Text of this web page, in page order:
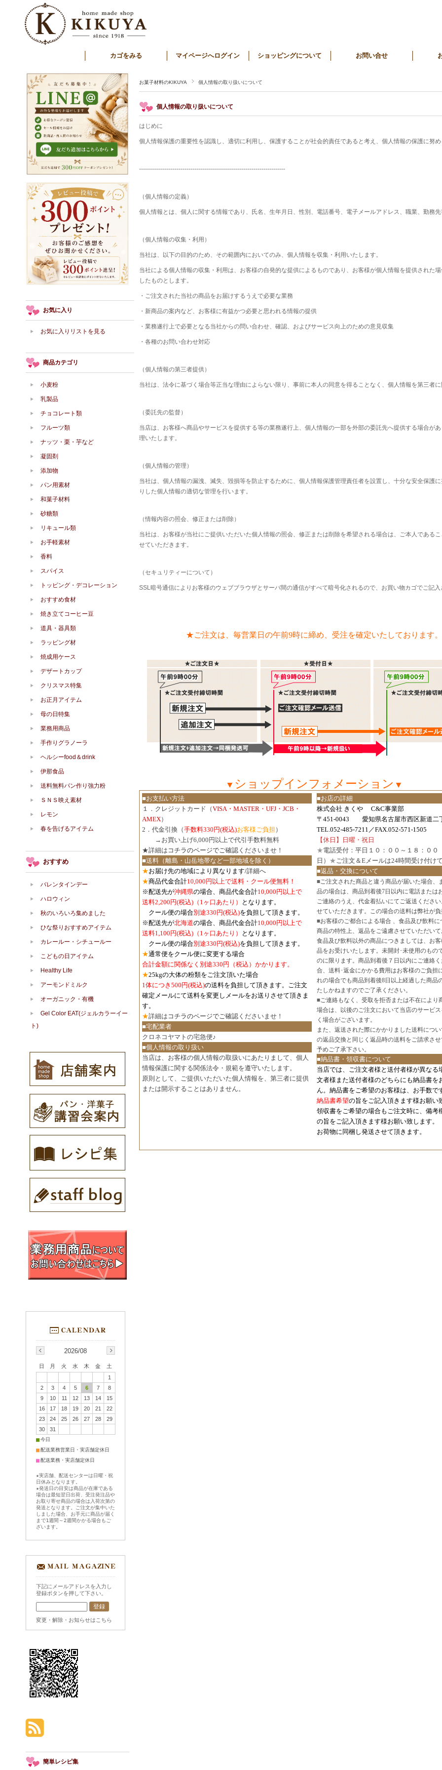
カゴをみる マイページへログイン ショッピングについて お問い合せ
お菓子材料のKIKUYA 個人情報の取り扱いについて
個人情報の取り扱いについて
はじめに
個人情報保護の重要性を認識し、適切に利用し、保護することが社会的責任であると考え、個人情報の保護に努め
--------------------------------------------------------------------------
（個人情報の定義）
個人情報とは、個人に関する情報であり、氏名、生年月日、性別、電話番号、電子メールアドレス、職業、勤務
（個人情報の収集・利用）
当社は、以下の目的のため、その範囲内においてのみ、個人情報を収集・利用いたします。
当社による個人情報の収集・利用は、お客様の自発的な提供によるものであり、お客様が個人情報を提供された
したものとします。
・ご注文された当社の商品をお届けするうえで必要な業務
・新商品の案内など、お客様に有益かつ必要と思われる情報の提供
・業務遂行上で必要となる当社からの問い合わせ、確認、およびサービス向上のための意見収集
・各種のお問い合わせ対応
（個人情報の第三者提供）
当社は、法令に基づく場合等正当な理由によらない限り、事前に本人の同意を得ることなく、個人情報を第三者に
（委託先の監督）
当店は、お客様へ商品やサービスを提供する等の業務遂行上、個人情報の一部を外部の委託先へ提供する場合が
理いたします。
（個人情報の管理）
当社は、個人情報の漏洩、滅失、毀損等を防止するために、個人情報保護管理責任者を設置し、十分な安全保護
りした個人情報の適切な管理を行います。
（情報内容の照会、修正または削除）
当社は、お客様が当社にご提供いただいた個人情報の照会、修正または削除を希望される場合は、ご本人である
せていただきます。
（セキュリティーについて）
SSL暗号通信によりお客様のウェブブラウザとサーバ間の通信がすべて暗号化されるので、お買い物カゴでご記入
★ご注文は、毎営業日の午前9時に締め、受注を確定いたしております。
▼ ショップインフォメーション ▼
■お支払い方法
１．クレジットカード（VISA・MASTER・UFJ・JCB・
AMEX）
2．代金引換（手数料330円(税込)お客様ご負担 ）
→お買い上げ6,000円以上で代引手数料無料
★詳細は コチラのページでご確認 くださいませ！
■送料（離島・山岳地帯など一部地域を除く）
★お届け先の地域により異なります/詳細へ
★商品代金合計10,000円以上で送料・クール便無料！
※配送先が沖縄県の場合、商品代金合計10,000円以上で
送料2,200円(税込)（1ヶ口あたり）
となります。
クール便の場合別途330円(税込)を負担して頂きます。
※配送先が北海道の場合、商品代金合計10,000円以上で
送料1,100円(税込) （1ヶ口あたり）
となります。
クール便の場合別途330円(税込)を負担して頂きます。
★通常便をクール便に変更する場合
合計金額に関係なく別途330円（税込）かかります。
★25kgの大体の粉類をご注文頂いた場合
1体につき500円(税込)の送料を負担して頂きます。ご注文
確定メールにて送料を変更しメールをお送りさせて頂きま
す。
★詳細は コチラのページでご確認 くださいませ！
■宅配業者
クロネコヤマトの宅急便♪
■個人情報の取り扱い
当店は、お客様の個人情報の取扱いにあたりまして、個人
情報保護に関する関係法令・規範を遵守いたします。
原則として、ご提供いただいた個人情報を、第三者に提供
または開示することはありません。
■お店の詳細
株式会社 きくや C&C事業部
〒451-0043 愛知県名古屋市西区新道二
TEL.052-485-7211／FAX.052-571-1505
【休日】日曜・祝日
★電話受付：平日１０：００～１８：００
日） ★ご注文＆Eメールは24時間受け付け
■返品・交換について
■ご注文された商品と違う商品が届いた場合、
品の場合は、商品到着後7日以内に電話または
ご連絡のうえ、代金着払いにてご返送くださ
せていただきます。この場合の送料は弊社が負
■お客様のご都合による場合 、食品及び飲料に
商品の特性上、返品をご遠慮させていただいて
食品及び飲料以外の商品につきましては、お
品をお受けいたします。未開封･未使用のもの
のに限ります。商品到着後７日以内にご連絡
合、送料･返金にかかる費用はお客様のご負担
れの場合でも商品到着後8日以上経過した商品
たしかねますのでご了承ください。
■ご連絡もなく、受取を拒否または不在により
場合は、以後のご注文において当店のサービ
く場合がございます。
また、返送された際にかかりました送料につ
の返品交換と同じく返品時の送料をご請求さ
予めご了承下さい。
■納品書・領収書について
当店では、ご注文者様と送付者様が異なる
文者様また送付者様のどちらにも納品書を
ん。納品書をご希望のお客様は、お手数で
納品書希望の旨をご記入頂きます様お願い
領収書をご希望の場合もご注文時に、備考
の旨をご記入頂きます様お願い致します。
お荷物に同梱し発送させて頂きます。
お気に入り
お気に入りリストを見る
商品カテゴリ
小麦粉
乳製品
チョコレート類
フルーツ類
ナッツ・栗・芋など
凝固剤
添加物
パン用素材
和菓子材料
砂糖類
リキュール類
お手軽素材
香料
スパイス
トッピング・デコレーション
おすすめ食材
焼き立てコーヒー豆
道具・器具類
ラッピング材
焼成用ケース
デザートカップ
クリスマス特集
お正月アイテム
母の日特集
業務用商品
手作りグラノーラ
ヘルシーfood＆drink
伊那食品
送料無料パン作り強力粉
ＳＮＳ映え素材
レモン
春を告げるアイテム
おすすめ
バレンタインデー
ハロウィン
秋のいろいろ集めました
ひな祭りおすすめアイテム
カレールー・シチュールー
こどもの日アイテム
Healthy Life
アーモンドミルク
オーガニック・有機
Gel Color EAT(ジェルカラーイー
ト)
2026/08
日 月 火 水 木 金
土
1
2
3 4 5 6 7
8
9
10 11 12 13 14
15
16
17 18 19 20 21
22
23
24 25 26 27 28
29
30
31
■今日
■配送業務営業日・実店舗定休日
■配送業務・実店舗定休日
★実店舗、配送センターは日曜・祝
日休みとなります。
★発送日の目安は商品が在庫である
場合は最短翌日出荷、受注発注品や
お取り寄せ商品の場合は入荷次第の
発送となります。ご注文が集中いた
しました場合、お手元に商品が届く
まで1週間～2週間かかる場合もご
ざいます。
下記にメールアドレスを入力し
登録ボタンを押して下さい。
変更・解除・お知らせはこちら
簡単レシピ集